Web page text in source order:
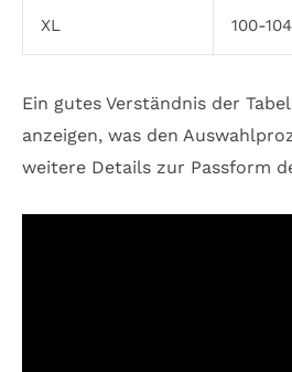
XL 100-104
Ein gutes Verständnis der
anzeigen, was den
weitere Details zur Passform